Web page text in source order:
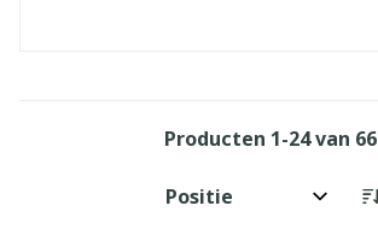
Producten 1-24van 66
Sorteer op: